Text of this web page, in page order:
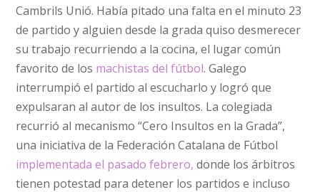
Cambrils Unió. Había pitado una falta en el minuto 23
de partido y alguien desde la grada quiso desmerecer
su trabajo recurriendo a la cocina, el lugar común
favorito de los machistas del fútbol. Galego
interrumpió el partido al escucharlo y logró que
expulsaran al autor de los insultos. La colegiada
recurrió al mecanismo “Cero Insultos en la Grada”,
una iniciativa de la Federación Catalana de Fútbol
implementada el pasado febrero, donde los árbitros
tienen potestad para detener los partidos e incluso